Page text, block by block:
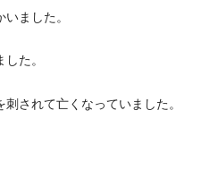
ました。
た。
されて亡くなっていました。